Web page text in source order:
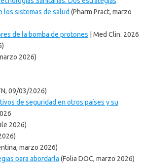
los sistemas de salud (Pharm Pract, marzo
de la bomba de protones | Med Clin. 2026
2026)
09/03/2026)
de seguridad en otros países y su
2026)
marzo 2026)
para abordarla (Folia DOC, marzo 2026)